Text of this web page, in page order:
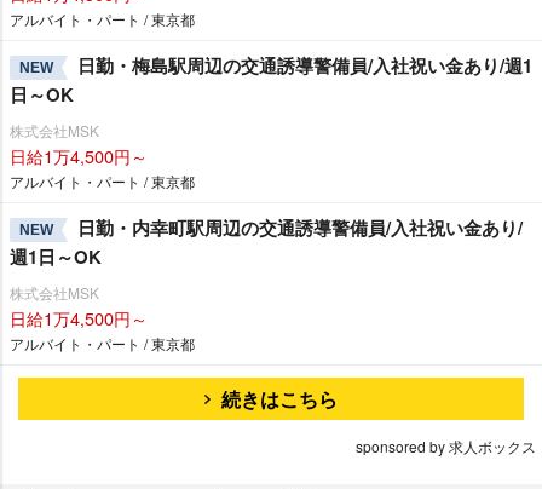
アルバイト・パート / 東京都
NEW
日勤・梅島駅周辺の交通誘導警備員/入社祝い金あり/週1
日～OK
株式会社MSK
日給1万4,500円～
アルバイト・パート / 東京都
NEW
日勤・内幸町駅周辺の交通誘導警備員/入社祝い金あり/
週1日～OK
株式会社MSK
日給1万4,500円～
アルバイト・パート / 東京都
続きはこちら
sponsored by 求人ボックス